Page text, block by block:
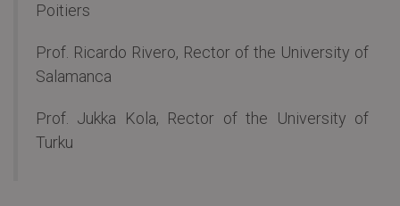
Poitiers
Prof. Ricardo Rivero, Rector of the University of
Salamanca
Prof. Jukka Kola, Rector of the University of
Turku